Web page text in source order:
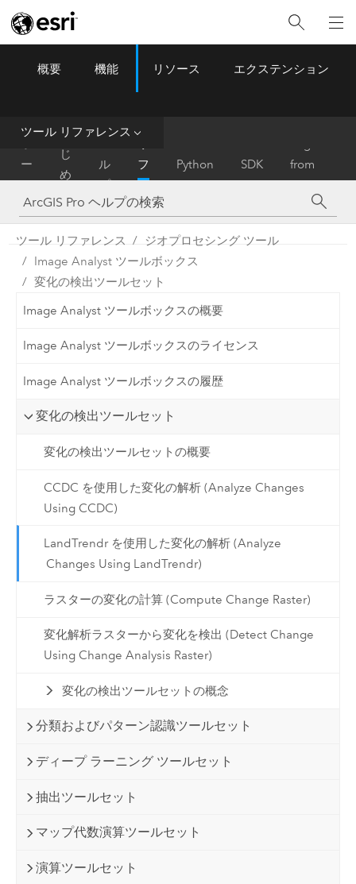
ArcGIS Pro Menu
概要 機能 リソース エクステンション
ツール リファレンス
ー
ム
は
じ
め
に
ル
プ
フ
ァ
レ
ン
ス
Python SDK
from
ArcMap
ツール リファレンス
ジオプロセシング ツール
Image Analyst ツールボックス
変化の検出ツールセット
Image Analyst ツールボックスの概要
Image Analyst ツールボックスのライセンス
Image Analyst ツールボックスの履歴
変化の検出ツールセット
変化の検出ツールセットの概要
CCDC を使用した変化の解析 (Analyze Changes
Using CCDC)
LandTrendr を使用した変化の解析 (Analyze
Changes Using LandTrendr)
ラスターの変化の計算 (Compute Change Raster)
変化解析ラスターから変化を検出 (Detect Change
Using Change Analysis Raster)
変化の検出ツールセットの概念
分類およびパターン認識ツールセット
ディープ ラーニング ツールセット
抽出ツールセット
マップ代数演算ツールセット
演算ツールセット